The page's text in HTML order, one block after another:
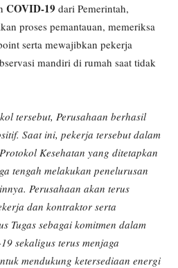
COVID-19 dari Pemerintah,
proses pemantauan, memeriksa
serta mewajibkan pekerja
mandiri di rumah saat tidak
tersebut, Perusahaan berhasil
Saat ini, pekerja tersebut dalam
Kesehatan yang ditetapkan
tengah melakukan penelurusan
Perusahaan akan terus
dan kontraktor serta
Tugas sebagai komitmen dalam
sekaligus terus menjaga
mendukung ketersediaan energi